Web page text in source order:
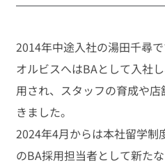
2014年中途入社の湯田千尋で
オルビスへはBAとして入社
用され、スタッフの育成や
きました。
2024年4月からは本社留学制
のBA採用担当者として新た